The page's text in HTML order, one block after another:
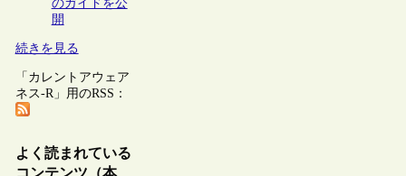
のガイドを公
開
続きを見る
「カレントアウェア
ネス-R」用のRSS：
よく読まれている
コンテンツ（本